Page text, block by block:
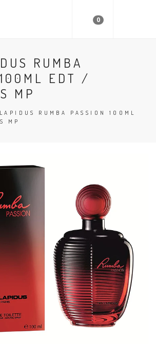
0
RUMBA
EDT /
MP
RUMBA PASSION 100ML
MP